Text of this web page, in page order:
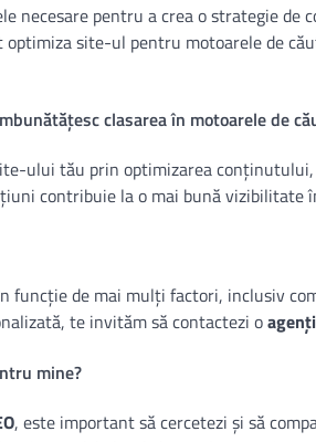
necesare pentru a crea o strategie
site-ul pentru motoarele de
clasarea în motoarele de
ului tău prin optimizarea
contribuie la o mai bună vizibilitate
funcție de mai mulți factori, inclusiv
te invităm să contactezi o
mine?
, este important să cercetezi și să